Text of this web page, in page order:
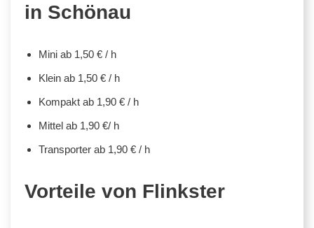
in Schönau
Mini ab 1,50 € / h
Klein ab 1,50 € / h
Kompakt ab 1,90 € / h
Mittel ab 1,90 €/ h
Transporter ab 1,90 € / h
Vorteile von Flinkster